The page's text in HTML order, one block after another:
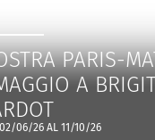
PARIS-
A
02/06/26 AL 11/10/26